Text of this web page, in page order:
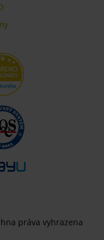
práva vyhrazena